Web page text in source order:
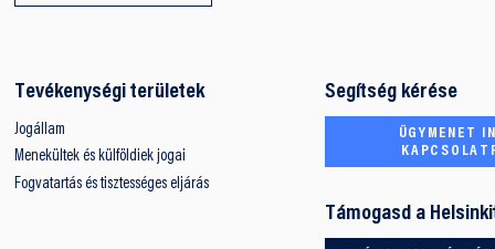
Tevékenységi területek
Jogállam
Menekültek és külföldiek jogai
Fogvatartás és tisztességes eljárás
Segítség kérése
ÜGYMENET
Támogasd a